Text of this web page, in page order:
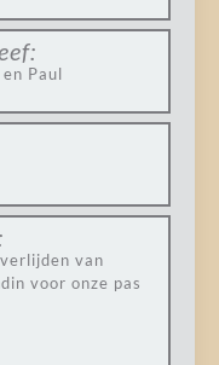
Paul
van
voor onze pas